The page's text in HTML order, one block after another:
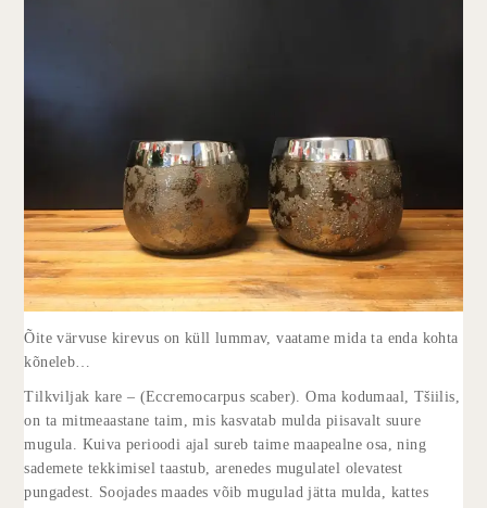
Õite värvuse kirevus on küll lummav, vaatame mida ta enda kohta
kõneleb…
Tilkviljak kare – (Eccremocarpus scaber). Oma kodumaal, Tšiilis,
on ta mitmeaastane taim, mis kasvatab mulda piisavalt suure
mugula. Kuiva perioodi ajal sureb taime maapealne osa, ning
sademete tekkimisel taastub, arenedes mugulatel olevatest
pungadest. Soojades maades võib mugulad jätta mulda, kattes